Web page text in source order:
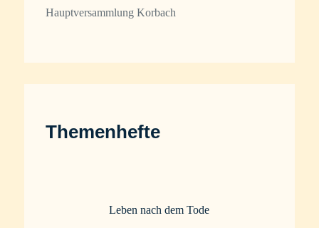
Hauptversammlung Korbach
Themenhefte
Leben nach dem Tode